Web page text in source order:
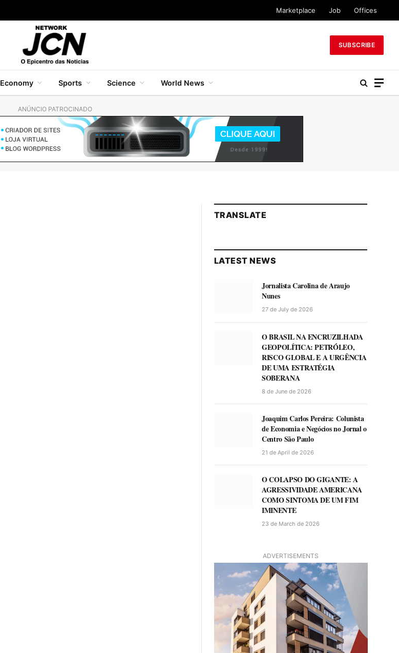
Marketplace Job Offices
SUBSCRIBE
Economy Sports Science World News
ANÚNCIO PATROCINADO
TRANSLATE
LATEST NEWS
Jornalista Carolina de Araujo
Nunes
27 de July de 2026
O BRASIL NA ENCRUZILHADA
GEOPOLÍTICA: PETRÓLEO,
RISCO GLOBAL E A URGÊNCIA
DE UMA ESTRATÉGIA
SOBERANA
8 de June de 2026
Joaquim Carlos Pereira: Colunista
de Economia e Negócios no Jornal o
Centro São Paulo
21 de April de 2026
O COLAPSO DO GIGANTE: A
AGRESSIVIDADE AMERICANA
COMO SINTOMA DE UM FIM
IMINENTE
23 de March de 2026
ADVERTISEMENTS